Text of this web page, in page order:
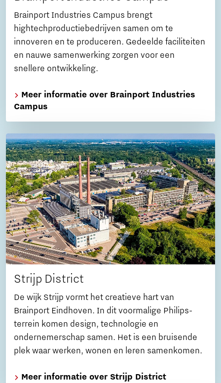
Brainport Industries Campus brengt
hightechproductiebedrijven samen om te
innoveren en te produceren. Gedeelde faciliteiten
en nauwe samenwerking zorgen voor een
snellere ontwikkeling.
Meer informatie over Brainport Industries
Campus
Strijp District
De wijk Strijp vormt het creatieve hart van
Brainport Eindhoven. In dit voormalige Philips-
terrein komen design, technologie en
ondernemerschap samen. Het is een bruisende
plek waar werken, wonen en leren samenkomen.
Meer informatie over Strijp District